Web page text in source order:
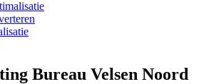
Bureau Velsen Noord